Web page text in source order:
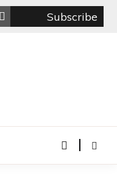
Subscribe